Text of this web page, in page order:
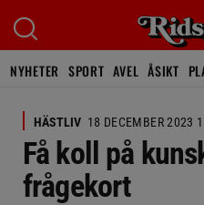
NYHETER SPORT AVEL ÅSIKT
HÄSTLIV 18 DECEMBER 2023
Få koll på
frågekort